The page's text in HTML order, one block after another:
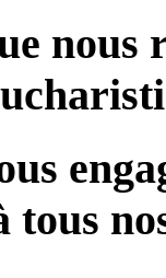
nous
tous